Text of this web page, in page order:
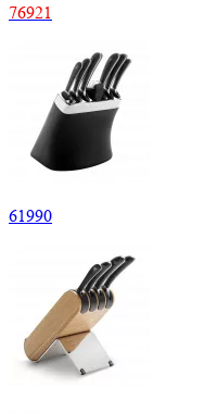
76921
61990